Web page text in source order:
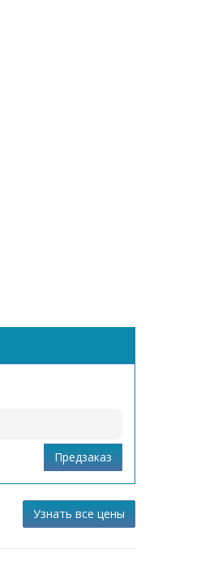
Узнать все цены